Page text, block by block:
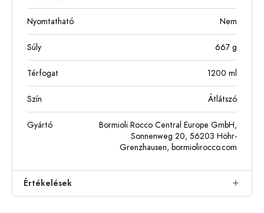
Nyomtatható Nem
Súly 667 g
Térfogat 1200 ml
Szín Átlátszó
Gyártó
Bormioli Rocco Central Europe GmbH,
Sonnenweg 20, 56203 Höhr-
Grenzhausen, bormiolirocco.com
Értékelések